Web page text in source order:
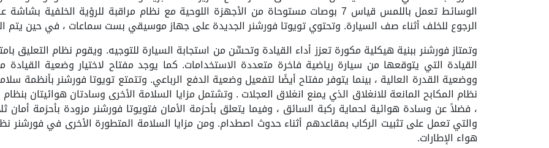
الوسائط تعمل باللمس قياس 7 بوصات مستوحاة من الأجهزة اللوحية مع نظام مراقبة للرؤية
الرجوع للخلف أثناء صف السيارة. وتحتوي تويوتا فورشنر الجديدة على جهاز موسيقي بست سماعات ، في حين يتم
وتمتاز فورشنر ببنية هيكلية مكورة تعزز أداء القيادة وتحسِّن من استجابة السيارة للتوجيه. ويقوم نظام التعليق
القيادة التي يتوقعها من سيارة رياضية فاخرة متعددة الاستخدامات. كما يوجد مفتاح لاختيار وضعية
ووضعية القدرة العالية ، بينما يتوفر مفتاح أيضًا لتفعيل وضعية الدفع الرباعي. وتتمتع تويوتا فورشنر بأنظمة
نظام المكابح المانعة للانغلاق الذي يمنع انغلاق العجلات . وتشتمل مزايا السلامة الأخرى وسادتان هوائيتان
، فضلاً عن وسادة هوائية لحماية ركبة السائق ، وفيما يتعلق بأحزمة الأمان فتويوتا فورشنر مزودة بأحزمة أمان
والتي تعمل على تثبيت الركاب بمقاعدهم أثناء حدوث اصطدام. ومن مزايا السلامة المتطورة الأخرى في فورشنر
هواء الإطارات.